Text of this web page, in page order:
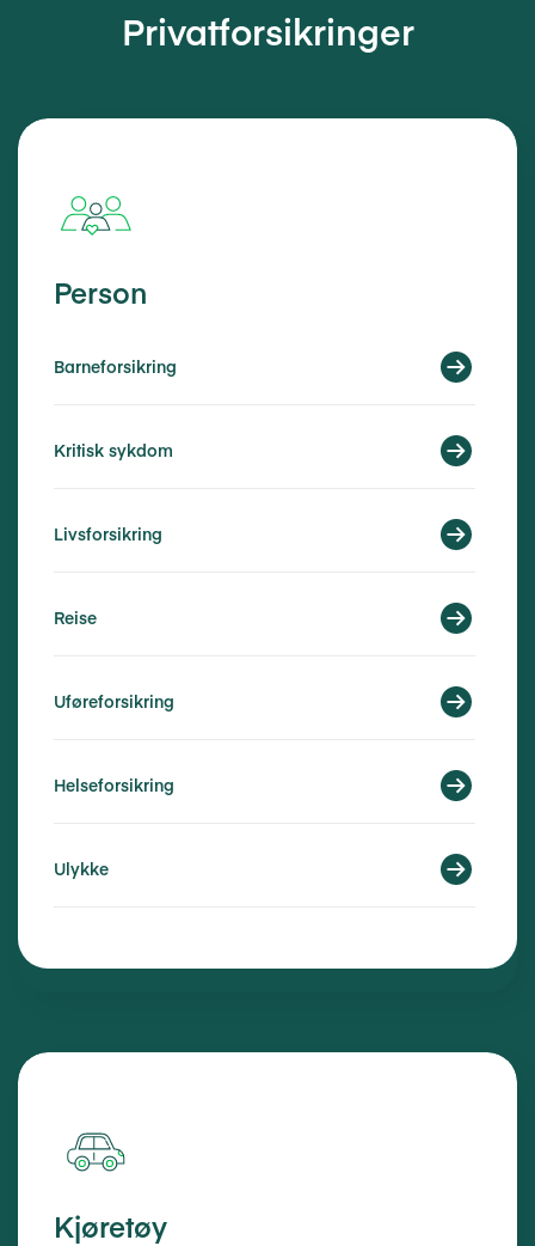
Privatforsikringer
Person
Barneforsikring
Kritisk sykdom
Livsforsikring
Reise
Uføreforsikring
Helseforsikring
Ulykke
Kjøretøy